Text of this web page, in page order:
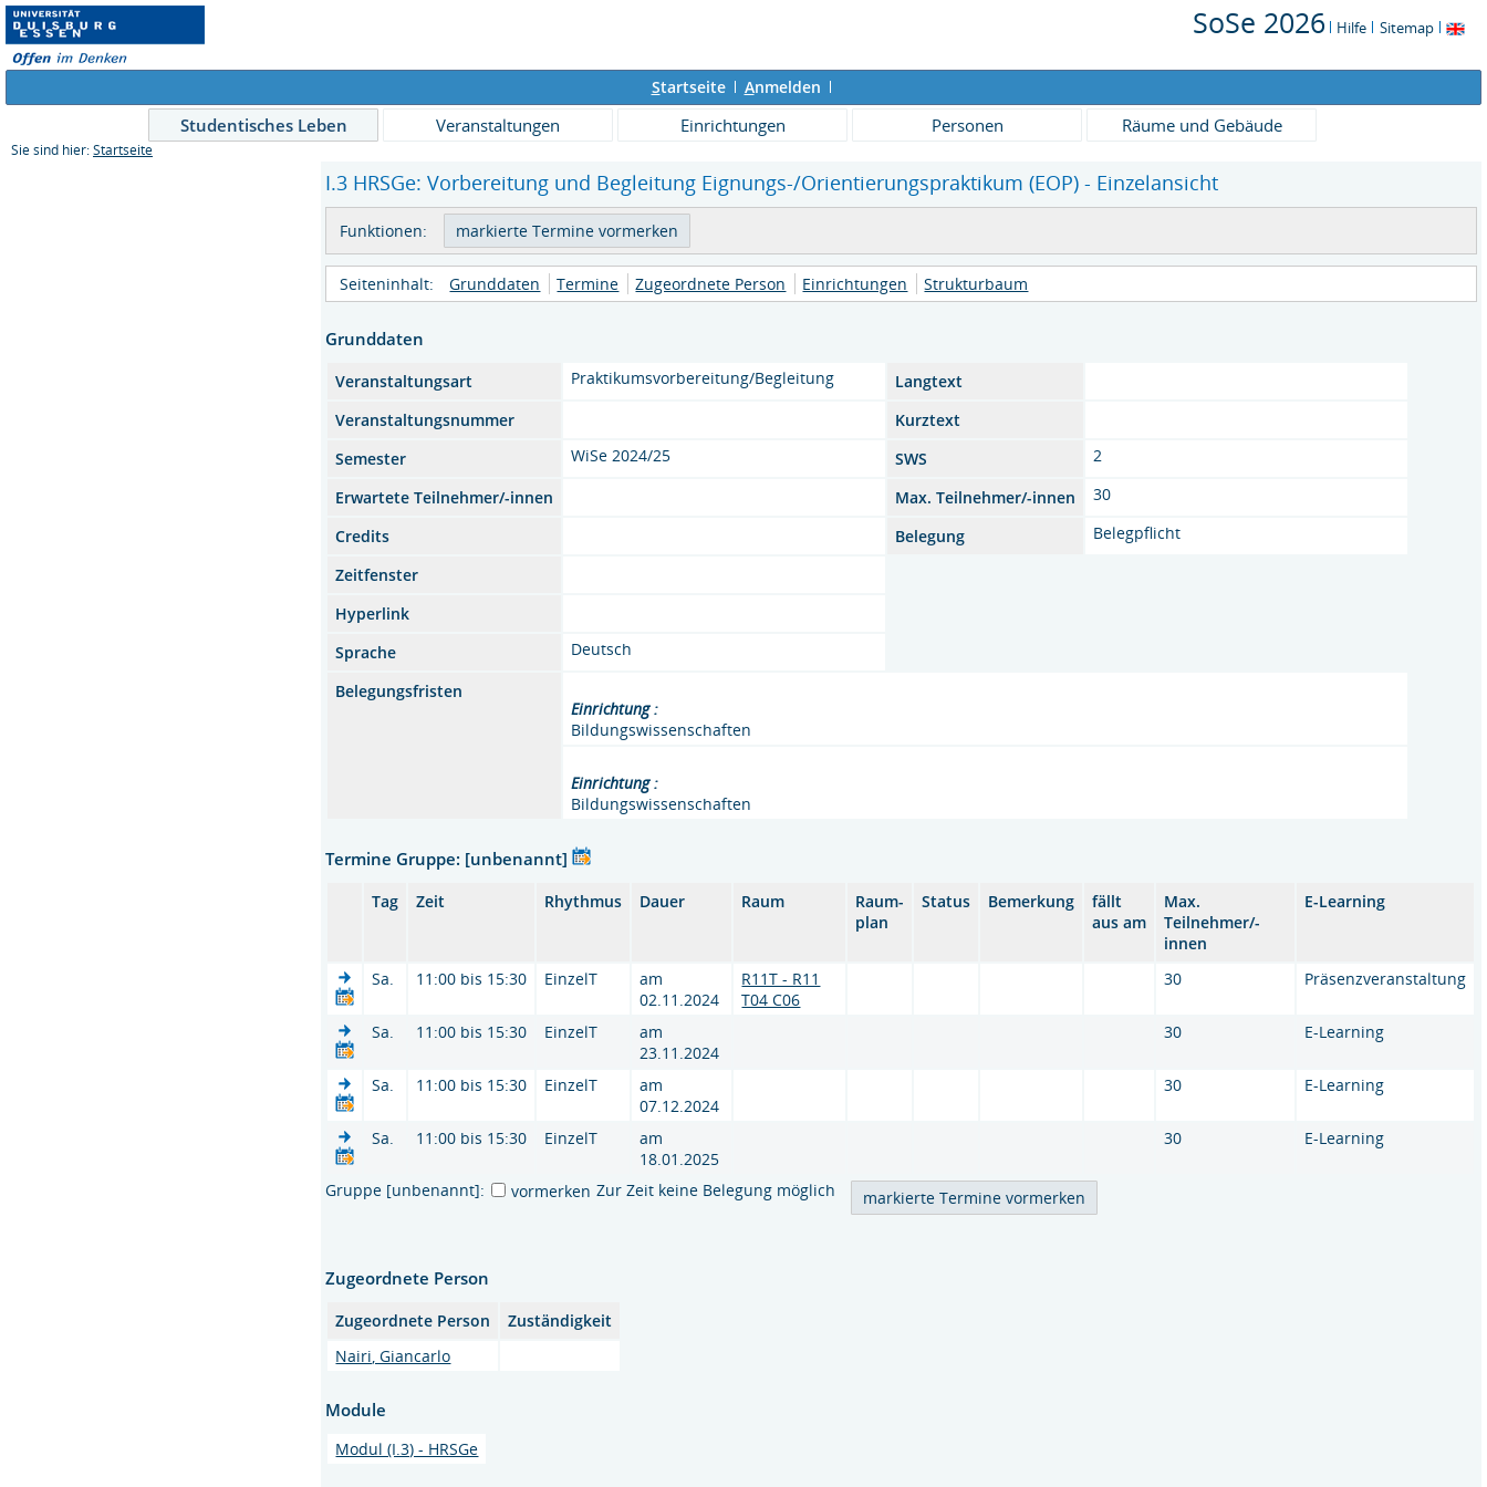
SoSe 2026 Hilfe Sitemap
Startseite Anmelden
Studentisches Leben Veranstaltungen Einrichtungen Personen Räume und Gebäude
Sie sind hier: Startseite
I.3 HRSGe: Vorbereitung und Begleitung Eignungs-/Orientierungspraktikum (EOP) - Einzelansicht
Funktionen:
Seiteninhalt: Grunddaten Termine Zugeordnete Person Einrichtungen Strukturbaum
Grunddaten
Veranstaltungsart Praktikumsvorbereitung/Begleitung
Langtext
Veranstaltungsnummer
Kurztext
Semester
WiSe 2024/25 SWS
2
Erwartete Teilnehmer/-innen
Max. Teilnehmer/-innen
30
Credits
Belegung
Belegpflicht
Zeitfenster
Hyperlink
Sprache
Deutsch
Belegungsfristen
Einrichtung :
Bildungswissenschaften
Einrichtung :
Bildungswissenschaften
Termine Gruppe: [unbenannt]
Tag Zeit Rhythmus Dauer Raum
Raum-
plan
Status Bemerkung
fällt
aus am
Max.
Teilnehmer/-
innen
E-Learning
Sa. 11:00 bis 15:30 EinzelT
am
02.11.2024
R11T - R11
T04 C06
30 Präsenzveranstaltung
Sa. 11:00 bis 15:30 EinzelT
am
23.11.2024
30 E-Learning
Sa. 11:00 bis 15:30 EinzelT
am
07.12.2024
30 E-Learning
Sa. 11:00 bis 15:30 EinzelT
am
18.01.2025
30 E-Learning
Gruppe [unbenannt]: vormerken Zur Zeit keine Belegung möglich
Zugeordnete Person
Zugeordnete Person
Zuständigkeit
Nairi, Giancarlo
Module
Modul (I.3) - HRSGe